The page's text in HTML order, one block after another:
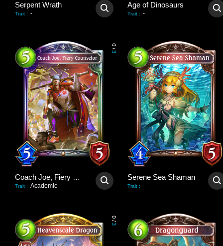
Serpent Wrath
Trait : -
Age of Dinosaurs
Trait : -
0
/
3
Coach Joe, Fiery Counselor
Trait : Academic
Serene Sea Shaman
Trait : -
0
/
3